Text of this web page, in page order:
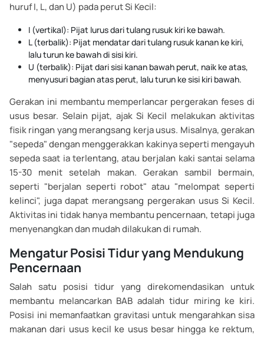
huruf I, L, dan U) pada perut Si Kecil:
I (vertikal): Pijat lurus dari tulang rusuk kiri ke bawah.
L (terbalik): Pijat mendatar dari tulang rusuk kanan ke kiri,
lalu turun ke bawah di sisi kiri.
U (terbalik): Pijat dari sisi kanan bawah perut, naik ke atas,
menyusuri bagian atas perut, lalu turun ke sisi kiri bawah.
Gerakan ini membantu memperlancar pergerakan feses di
usus besar. Selain pijat, ajak Si Kecil melakukan aktivitas
fisik ringan yang merangsang kerja usus. Misalnya, gerakan
"sepeda" dengan menggerakkan kakinya seperti mengayuh
sepeda saat ia terlentang, atau berjalan kaki santai selama
15-30 menit setelah makan. Gerakan sambil bermain,
seperti "berjalan seperti robot" atau "melompat seperti
kelinci", juga dapat merangsang pergerakan usus Si Kecil.
Aktivitas ini tidak hanya membantu pencernaan, tetapi juga
menyenangkan dan mudah dilakukan di rumah.
Mengatur Posisi Tidur yang Mendukung
Pencernaan
Salah satu posisi tidur yang direkomendasikan untuk
membantu melancarkan BAB adalah tidur miring ke kiri.
Posisi ini memanfaatkan gravitasi untuk mengarahkan sisa
makanan dari usus kecil ke usus besar hingga ke rektum,